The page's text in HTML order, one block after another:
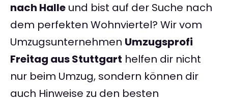
nach Halle und bist auf der Suche nach
dem perfekten Wohnviertel? Wir vom
Umzugsunternehmen Umzugsprofi
Freitag aus Stuttgart helfen dir nicht
nur beim Umzug, sondern können dir
auch Hinweise zu den besten